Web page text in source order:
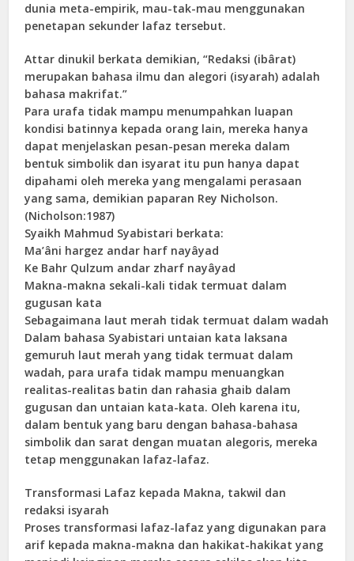
dunia meta-empirik, mau-tak-mau menggunakan
penetapan sekunder lafaz tersebut.
Attar dinukil berkata demikian, “Redaksi (ibârat)
merupakan bahasa ilmu dan alegori (isyarah) adalah
bahasa makrifat.”
Para urafa tidak mampu menumpahkan luapan
kondisi batinnya kepada orang lain, mereka hanya
dapat menjelaskan pesan-pesan mereka dalam
bentuk simbolik dan isyarat itu pun hanya dapat
dipahami oleh mereka yang mengalami perasaan
yang sama, demikian paparan Rey Nicholson.
(Nicholson:1987)
Syaikh Mahmud Syabistari berkata:
Ma’âni hargez andar harf nayâyad
Ke Bahr Qulzum andar zharf nayâyad
Makna-makna sekali-kali tidak termuat dalam
gugusan kata
Sebagaimana laut merah tidak termuat dalam wadah
Dalam bahasa Syabistari untaian kata laksana
gemuruh laut merah yang tidak termuat dalam
wadah, para urafa tidak mampu menuangkan
realitas-realitas batin dan rahasia ghaib dalam
gugusan dan untaian kata-kata. Oleh karena itu,
dalam bentuk yang baru dengan bahasa-bahasa
simbolik dan sarat dengan muatan alegoris, mereka
tetap menggunakan lafaz-lafaz.
Transformasi Lafaz kepada Makna, takwil dan
redaksi isyarah
Proses transformasi lafaz-lafaz yang digunakan para
arif kepada makna-makna dan hakikat-hakikat yang